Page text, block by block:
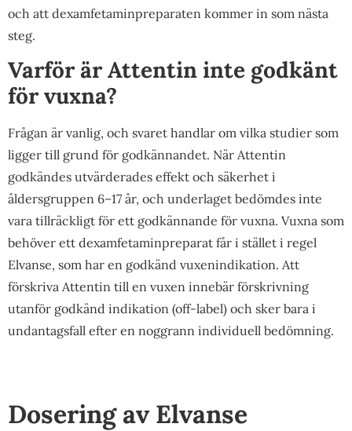
och att dexamfetaminpreparaten kommer in som nästa
steg.
Varför är Attentin inte godkänt
för vuxna?
Frågan är vanlig, och svaret handlar om vilka studier som
ligger till grund för godkännandet. När Attentin
godkändes utvärderades effekt och säkerhet i
åldersgruppen 6–17 år, och underlaget bedömdes inte
vara tillräckligt för ett godkännande för vuxna. Vuxna som
behöver ett dexamfetaminpreparat får i stället i regel
Elvanse, som har en godkänd vuxenindikation. Att
förskriva Attentin till en vuxen innebär förskrivning
utanför godkänd indikation (off-label) och sker bara i
undantagsfall efter en noggrann individuell bedömning.
Dosering av Elvanse